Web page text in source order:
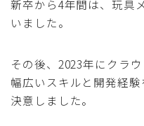
新卒から4年間は、玩具
いました。
その後、2023年にクラ
幅広いスキルと開発経
決意しました。